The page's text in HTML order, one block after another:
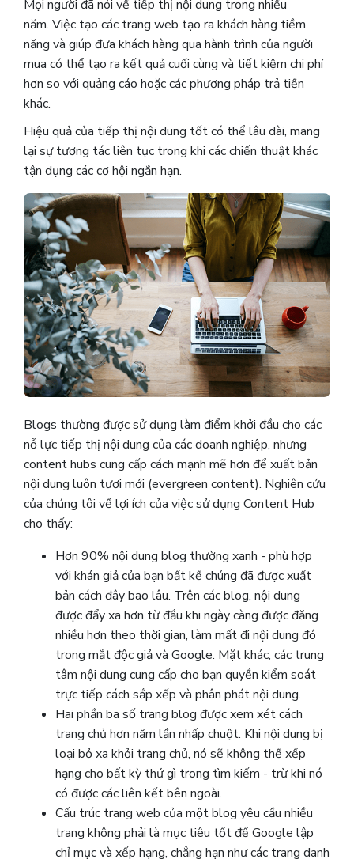
Mọi người đã nói về tiếp thị nội dung trong nhiều
năm. Việc tạo các trang web tạo ra khách hàng tiềm
năng và giúp đưa khách hàng qua hành trình của người
mua có thể tạo ra kết quả cuối cùng và tiết kiệm chi phí
hơn so với quảng cáo hoặc các phương pháp trả tiền
khác.
Hiệu quả của tiếp thị nội dung tốt có thể lâu dài, mang
lại sự tương tác liên tục trong khi các chiến thuật khác
tận dụng các cơ hội ngắn hạn.
Blogs thường được sử dụng làm điểm khởi đầu cho các
nỗ lực tiếp thị nội dung của các doanh nghiệp, nhưng
content hubs cung cấp cách mạnh mẽ hơn để xuất bản
nội dung luôn tươi mới (evergreen content). Nghiên cứu
của chúng tôi về lợi ích của việc sử dụng Content Hub
cho thấy:
Hơn 90% nội dung blog thường xanh - phù hợp
với khán giả của bạn bất kể chúng đã được xuất
bản cách đây bao lâu. Trên các blog, nội dung
được đẩy xa hơn từ đầu khi ngày càng được đăng
nhiều hơn theo thời gian, làm mất đi nội dung đó
trong mắt độc giả và Google. Mặt khác, các trung
tâm nội dung cung cấp cho bạn quyền kiểm soát
trực tiếp cách sắp xếp và phân phát nội dung.
Hai phần ba số trang blog được xem xét cách
trang chủ hơn năm lần nhấp chuột. Khi nội dung bị
loại bỏ xa khỏi trang chủ, nó sẽ không thể xếp
hạng cho bất kỳ thứ gì trong tìm kiếm - trừ khi nó
có được các liên kết bên ngoài.
Cấu trúc trang web của một blog yêu cầu nhiều
trang không phải là mục tiêu tốt để Google lập
chỉ mục và xếp hạng, chẳng hạn như các trang danh